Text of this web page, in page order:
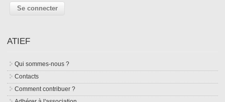
ATIEF
Qui sommes-nous ?
Contacts
Comment contribuer ?